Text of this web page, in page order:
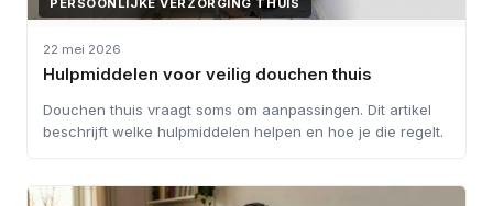
22 mei 2026
Hulpmiddelen voor veilig douchen thuis
Douchen thuis vraagt soms om aanpassingen. Dit artikel
beschrijft welke hulpmiddelen helpen en hoe je die regelt.